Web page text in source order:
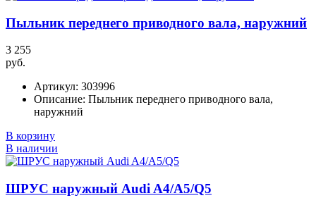
Пыльник переднего приводного вала, наружний
3 255
руб.
Артикул: 303996
Описание: Пыльник переднего приводного вала,
наружний
В корзину
В наличии
ШРУС наружный Audi A4/A5/Q5